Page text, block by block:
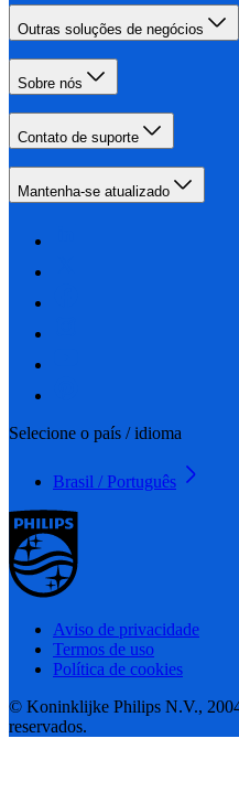
Outras soluções de negócios
Sobre nós
Contato de suporte
Mantenha-se atualizado
Selecione o país / idioma
Brasil / Português
Aviso de privacidade
Termos de uso
Política de cookies
© Koninklijke Philips N.V.,
reservados.